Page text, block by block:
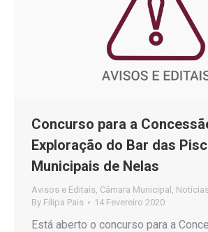
Concurso para a
Exploração do Bar das
Municipais de Nelas
Avisos e Editais Câmara Municipal
By Filipa Pais 14 Fevereiro 2020
Está aberto o concurso para a